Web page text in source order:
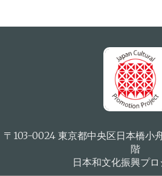
〒103-0024 東京都中央区日本橋
階
日本和文化振興プロ